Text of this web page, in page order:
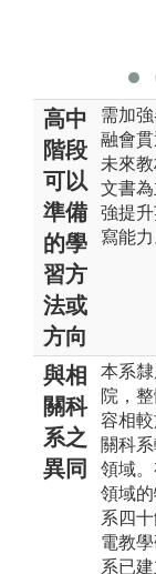
高中
階段
可以
準備
的學
習方
法或
方向
需加
融會
未來
文書
強提
寫能力
與相
關科
系之
異同
本系
院，
容相
關科
領域
領域
系四
電教
系已